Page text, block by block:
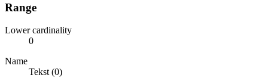
Range
Lower cardinality
0
Name
Tekst (0)